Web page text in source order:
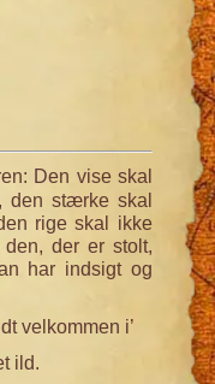
Den vise skal
den stærke skal
rige skal ikke
der er stolt,
har indsigt og
velkommen i’
ild.